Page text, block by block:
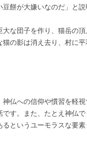
餅が大嫌いなのだ」と説
な団子を作り、猫岳の
猫の影は消え去り、村に
神仏への信仰や慣習を軽
です。また、たとえ神仏
というユーモラスな要素